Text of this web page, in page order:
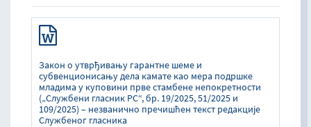
Закон о утврђивању гарантне шеме и
субвенционисању дела камате као мера подршке
младима у куповини прве стaмбене непокретности
(„Службени гласник РС“, бр. 19/2025, 51/2025 и
109/2025) – незванично пречишћен текст редакције
Службеног гласника